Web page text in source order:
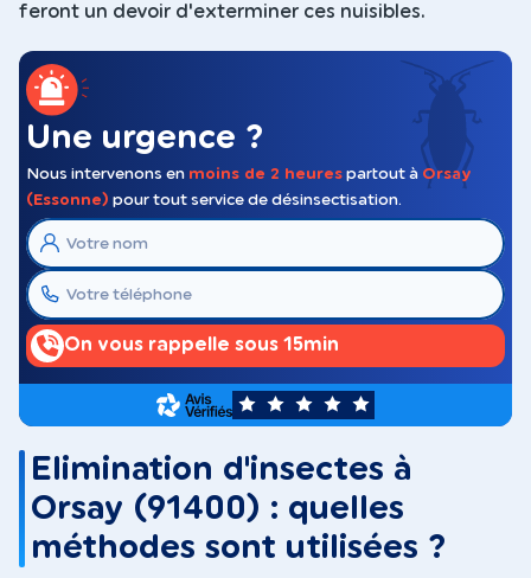
feront un devoir d'exterminer ces nuisibles.
Une urgence ?
Nous intervenons en moins de 2 heures partout à Orsay
(Essonne) pour tout service de désinsectisation.
On vous rappelle sous 15min
5
Elimination d'insectes à
Orsay (91400) : quelles
méthodes sont utilisées ?